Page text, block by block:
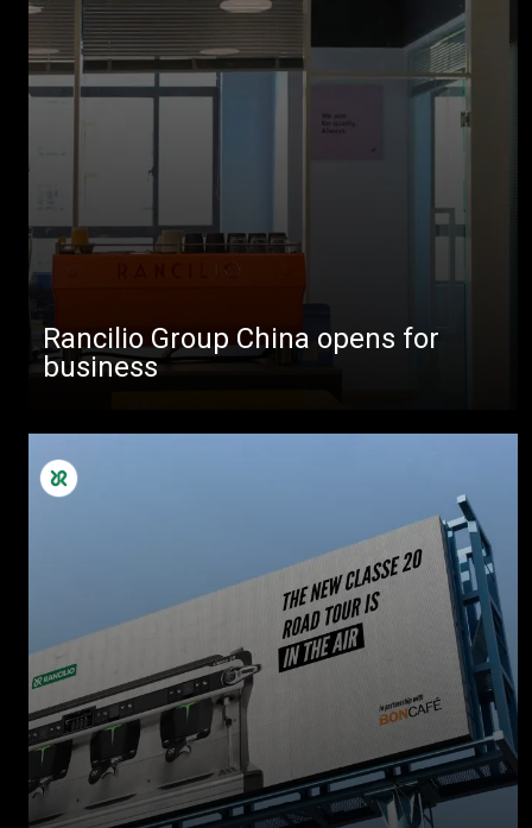
Rancilio Group China opens for
business
ダウンロード